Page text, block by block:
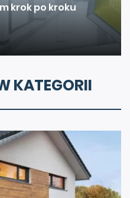
krok po kroku
KATEGORII